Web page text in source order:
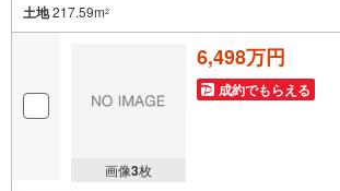
土地217.59m2
画像3枚
6,498万円
成約でもらえる